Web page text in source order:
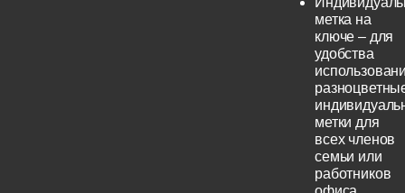
метка на
ключе – для
удобства
метки для
всех членов
семьи или
работников